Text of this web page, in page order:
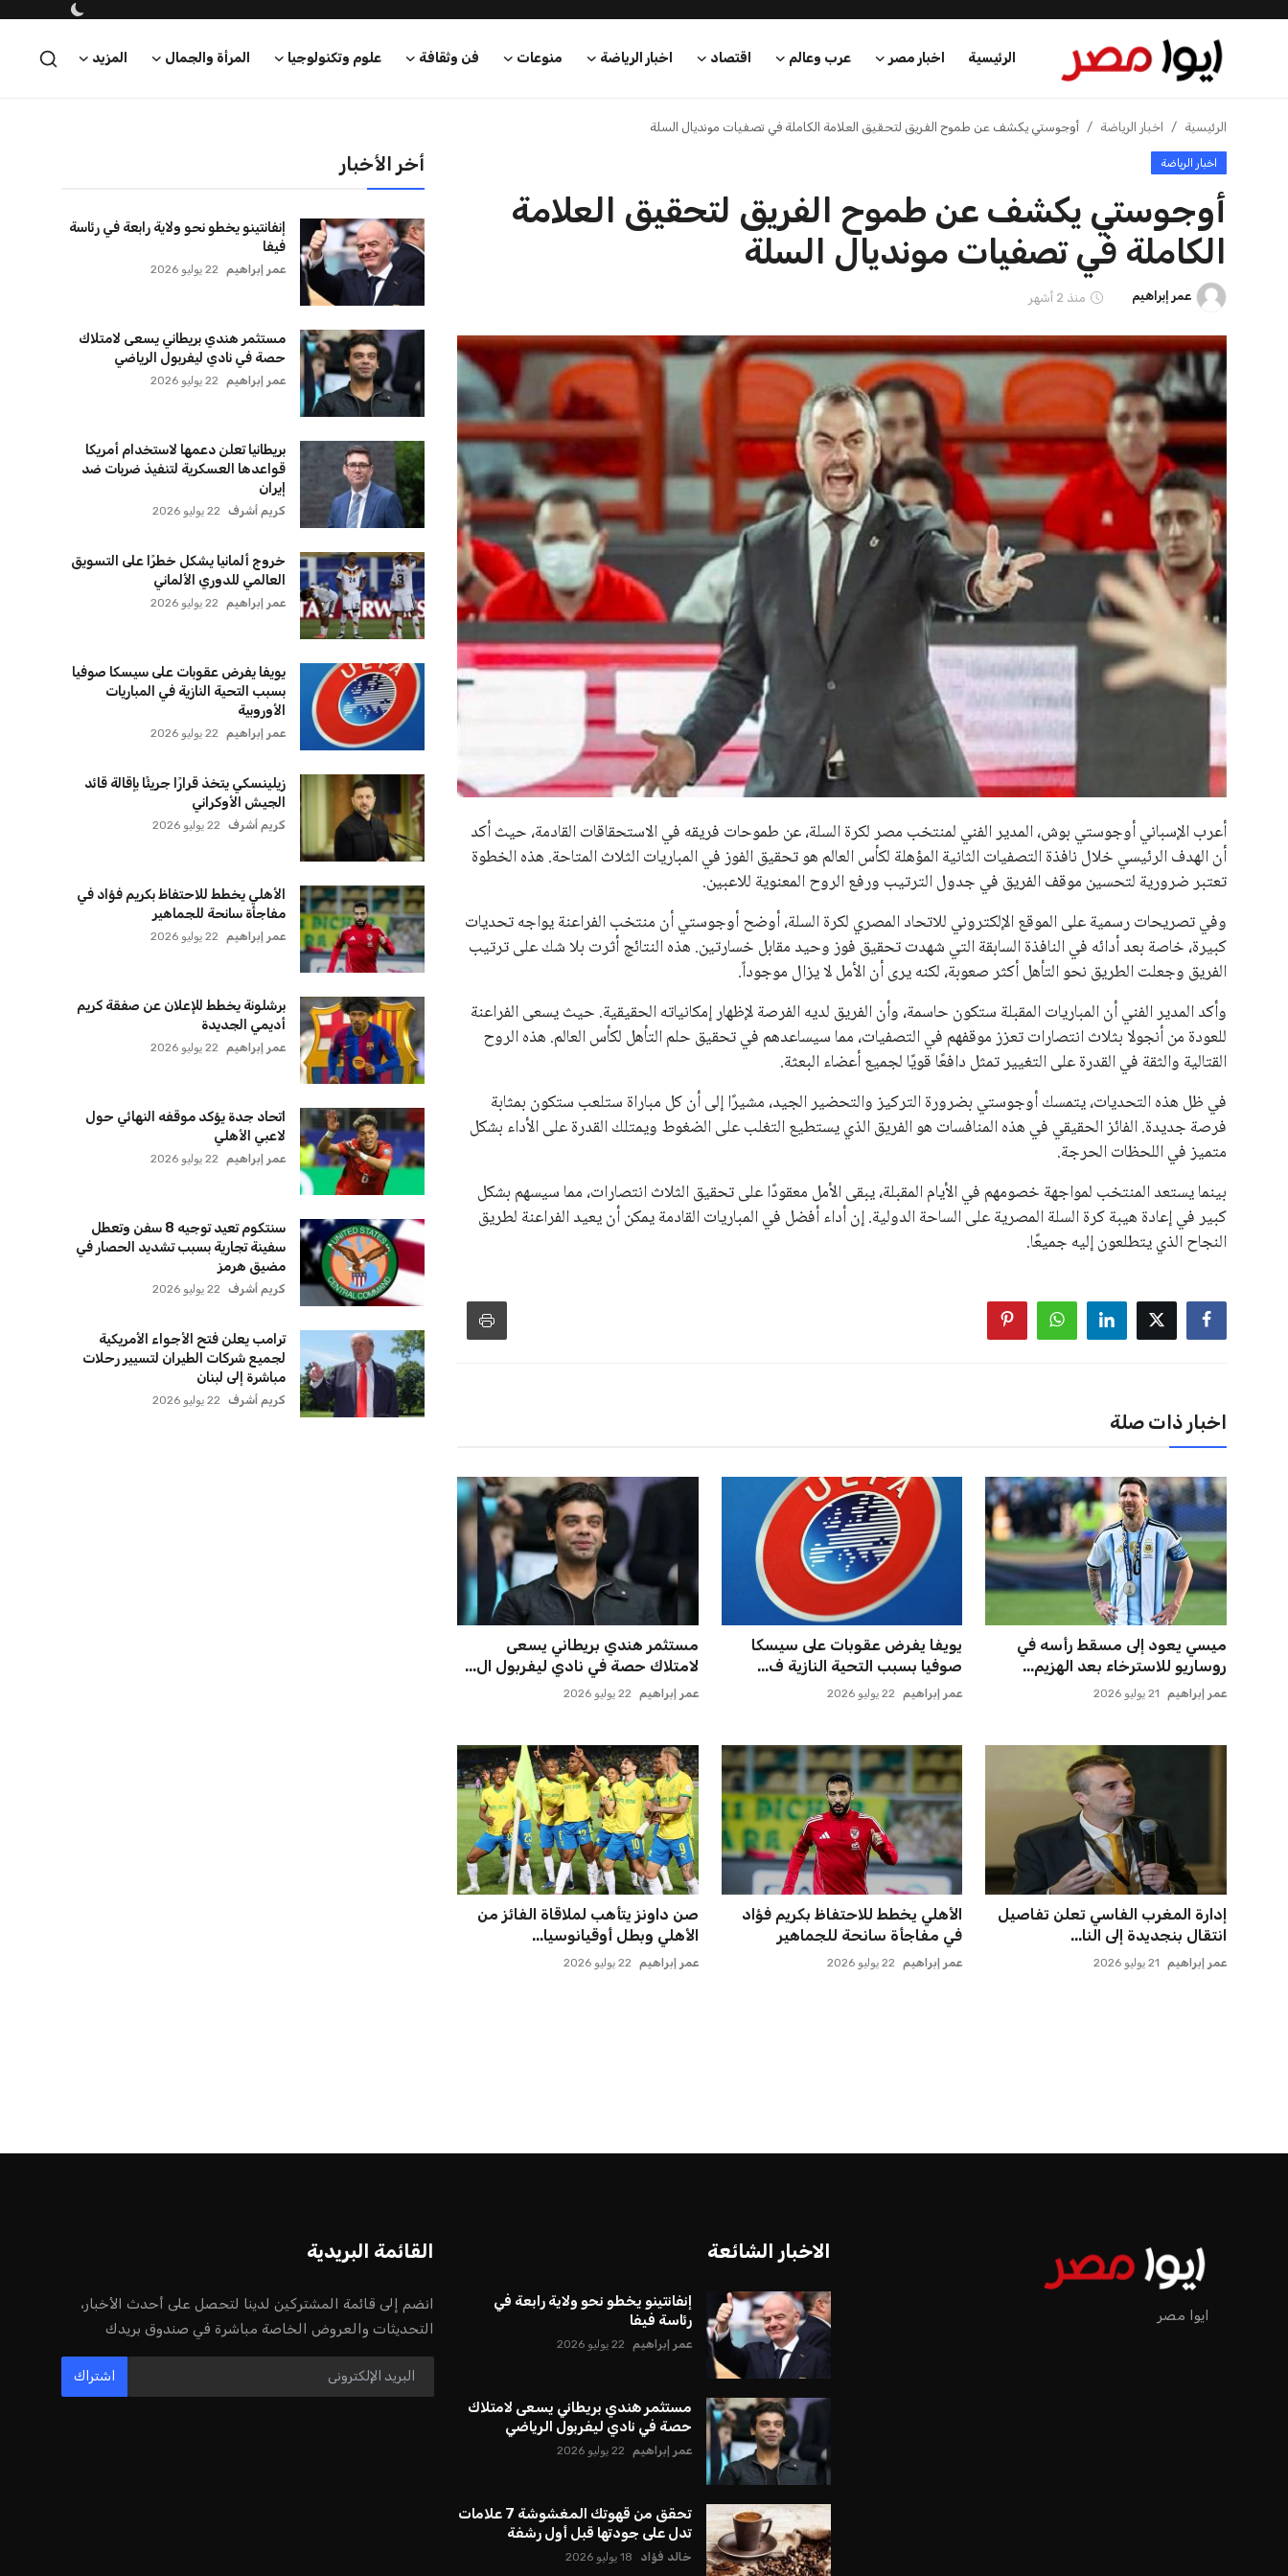
الرئيسية
اخبار مصر
عرب وعالم
اخبار الرياضة
منوعات
فن وثقافة
علوم وتكنولوجيا
المرأة والجمال
محافظات
الرئيسية إنفانتينو يخطو نحو ولاية رابعة في رئاسة فيفا
اخبار الرياضة
إنفانتينو يخطو نحو ولاية رابعة في رئاسة فيفا
يبدو أن السويسري جياني إنفانتينو في طريقه للاحتفاظ بمنصبه كرئيس للاتحاد الدولي لكرة القدم “فيفا” لفترة رابعة، بعد أن
حصل على تأييد واسع من أكثر من 200 اتحاد وطني من أصل 211 في الجمعية العمومية. مما يعزز فرصته للفوز في الانتخابات
هذا الدعم الواسع يأتي على الرغم من الانتقادات التي وجهت لإنفانتينو في الآونة الأخيرة. حتى الآن، لم يتقدم أي مرشح منافس
في السباق الانتخابي، ولم تتمكن الأصوات المعارضة من التوصل إلى اسم يوازن موقف إنفانتينو، قبل انتهاء فترة الترشح في
نوفمبر المقبل.
يعتمد إنفانتينو على قاعدة دعم قوية من الاتحادات القارية المختلفة، بما في ذلك الاتحاد الأفريقي والآسيوي، بالإضافة إلى دعم
غالبية اتحادات أمريكا الجنوبية والكونكاكاف. وقد ساهمت مجموعة من القرارات التي اتخذها في زيادة الموارد المالية لهذه
الاتحادات، فضلاً عن رفع عدد الفرق المشاركة في كأس العالم، وإطلاق بطولات دولية جديدة تحت مظلة “فيفا”.
على الجانب الآخر، تتركز المعارضة بشكل ملحوظ داخل القارة الأوروبية، حيث ارتفعت حدة الانتقادات الموجهة إلى إنفانتينو
بسبب التوسع المستمر في البطولات الدولية وأثر ذلك على الجدول الزمني للمسابقات المحلية. وقد دعا رئيس رابطة الدوري
الإسباني، خافيير تيباس، إلى تنحّي إنفانتينو، معتبراً أن سياساته تضر بصناعة كرة القدم وتزيد من ضغوط المباريات.
على الرغم من هذه الانتقادات، تشير التوقعات إلى أن إنفانتينو يمتلك فرصًا كبيرة للفوز بولاية جديدة، خصوصًا في ظل غياب
منافس قوي يتمتع بإجماع داخل الأسرة الكروية الدولية. هذا يعزز من فرص استمراره في قيادة “فيفا” حتى عام 2031.
اخبار ذات صلة
مستثمر هندي بريطاني يسعى
لامتلاك حصة في نادي ليفربول ال...
عمر إبراهيم 22 يوليو 2026
إسبانيا تتصدر من جديد والمغرب
يحقق إنجازًا تاريخيًا
عمر إبراهيم 21 يوليو 2026
أزمة زيزو مع الزمالك تصل إلى فيفا
وتثير الجدل
عمر إبراهيم 21 يوليو 2026
يويفا يفرض عقوبات على سيسكا
صوفيا بسبب التحية النازية ف...
عمر إبراهيم 22 يوليو 2026
ميسي يعود إلى مسقط رأسه في
روساريو للاسترخاء بعد الهزيم...
عمر إبراهيم 21 يوليو 2026
مصر تنطلق في رحلة أمم إفريقيا
بقيادة حسام حسن في أول تح...
عمر إبراهيم 21 يوليو 2026
أخر الأخبار
عمر إبراهيم 22 يوليو 2026
عمر إبراهيم 22 يوليو 2026
بريطانيا تعلن دعمها لاستخدام أمريكا
إيران
كريم أشرف 22 يوليو 2026
عمر إبراهيم 22 يوليو 2026
يويفا يفرض عقوبات على سيسكا صوفيا
الأوروبية
عمر إبراهيم 22 يوليو 2026
كريم أشرف 22 يوليو 2026
عمر إبراهيم 22 يوليو 2026
عمر إبراهيم 22 يوليو 2026
عمر إبراهيم 22 يوليو 2026
سنتكوم تعيد توجيه 8 سفن وتعطل
مضيق هرمز
كريم أشرف 22 يوليو 2026
ترامب يعلن فتح الأجواء الأمريكية
ايوا مصر
الاخبار الشائعة
إنفانتينو يخطو نحو ولاية رابعة في
رئاسة فيفا
عمر إبراهيم 22 يوليو 2026
مستثمر هندي بريطاني يسعى لامتلاك
حصة في نادي ليفربول الرياضي
عمر إبراهيم 22 يوليو 2026
تحقق من قهوتك المغشوشة 7 علامات
تدل على جودتها قبل أول رشفة
خالد فؤاد 18 يوليو 2026
القائمة البريدية
انضم إلى قائمة المشتركين لدينا لتحصل على أحدث الأخبار،
التحديثات والعروض الخاصة مباشرة في صندوق بريدك
اشتراك